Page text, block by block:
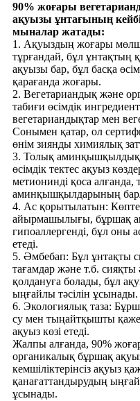
90% жоғары
ақуызы ұнтағының
мыналар жатады:
1. Ақуыздың жоғары
тұрғандай, бұл ұнтақтың
ақуызы бар, бұл басқа
қарағанда жоғары.
2. Вегетариандық және
табиғи өсімдік
вегетариандықтар мен
Сонымен қатар, ол
өнім зиянды химиялық
3. Толық аминқышқылдық
өсімдік тектес ақуыз
метионинді қоса
аминқышқылдарының
4. Ас қорытылатын:
айырмашылығы, бұршақ
гипоаллергенді, бұл оны
етеді.
5. Әмбебап: Бұл ұнтақты
тағамдар және т.б. сияқты
қолдануға болады, бұл
ыңғайлы тәсілін ұсынады.
6. Экологиялық таза:
су мен тыңайтқышты
ақуыз көзі етеді.
Жалпы алғанда, 90%
органикалық бұршақ
кемшіліктерінсіз ақуыз
қанағаттандырудың
ұсынады.